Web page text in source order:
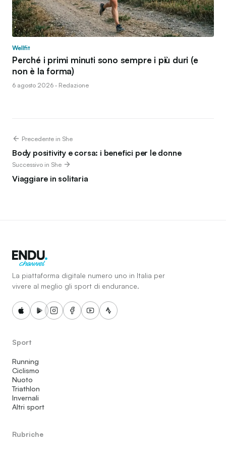
Wellfit
Perché i primi minuti sono sempre i più duri (e
non è la forma)
6 agosto 2026 · Redazione
Precedente in She
Body positivity e corsa: i benefici per le donne
Successivo in She
Viaggiare in solitaria
La piattaforma digitale numero uno in Italia per
vivere al meglio gli sport di endurance.
Sport
Running
Ciclismo
Nuoto
Triathlon
Invernali
Altri sport
Rubriche